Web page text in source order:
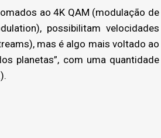
ao 4K QAM (modulação de
possibilitam velocidades
mas é algo mais voltado ao
planetas”, com uma quantidade